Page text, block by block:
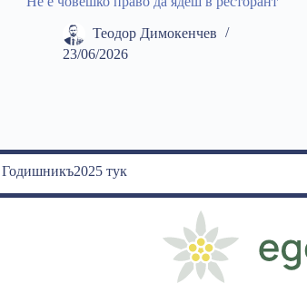
Теодор Димокенчев
23/06/2026
тук